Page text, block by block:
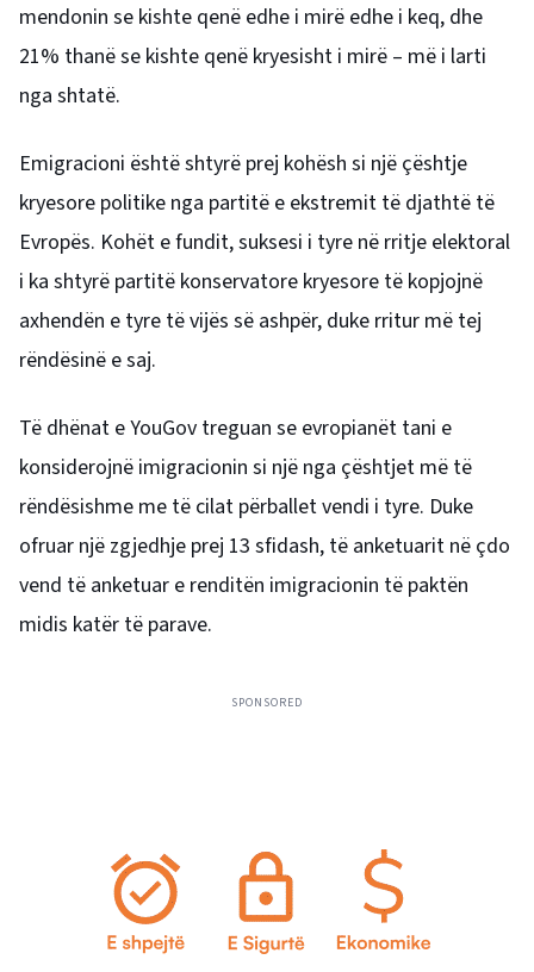
mendonin se kishte qenë edhe i mirë edhe i keq, dhe
21% thanë se kishte qenë kryesisht i mirë – më i larti
nga shtatë.
Emigracioni është shtyrë prej kohësh si një çështje
kryesore politike nga partitë e ekstremit të djathtë të
Evropës. Kohët e fundit, suksesi i tyre në rritje elektoral
i ka shtyrë partitë konservatore kryesore të kopjojnë
axhendën e tyre të vijës së ashpër, duke rritur më tej
rëndësinë e saj.
Të dhënat e YouGov treguan se evropianët tani e
konsiderojnë imigracionin si një nga çështjet më të
rëndësishme me të cilat përballet vendi i tyre. Duke
ofruar një zgjedhje prej 13 sfidash, të anketuarit në çdo
vend të anketuar e renditën imigracionin të paktën
midis katër të parave.
SPONSORED